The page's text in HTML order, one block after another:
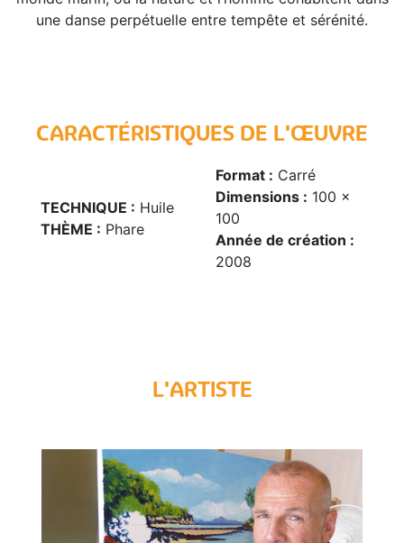
une danse perpétuelle entre tempête et sérénité.
CARACTÉRISTIQUES DE L'ŒUVRE
TECHNIQUE : Huile
THÈME : Phare
Format : Carré
Dimensions : 100 x
100
Année de création :
2008
L'ARTISTE